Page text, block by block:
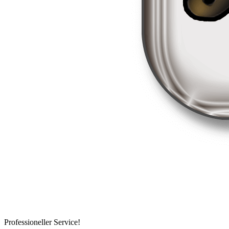
Professioneller Service!